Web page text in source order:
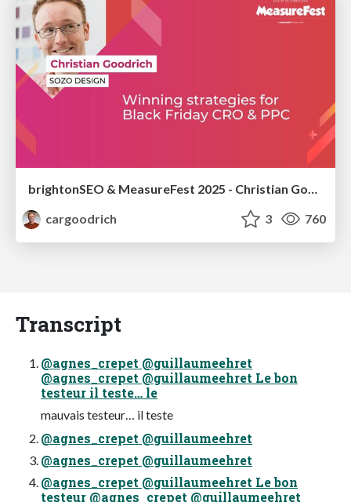
cargoodrich
3 760
Transcript
@agnes_crepet @guillaumeehret
@agnes_crepet @guillaumeehret Le bon
testeur il teste… le
mauvais testeur… il teste
@agnes_crepet @guillaumeehret
@agnes_crepet @guillaumeehret
@agnes_crepet @guillaumeehret Le bon
testeur @agnes_crepet @guillaumeehret